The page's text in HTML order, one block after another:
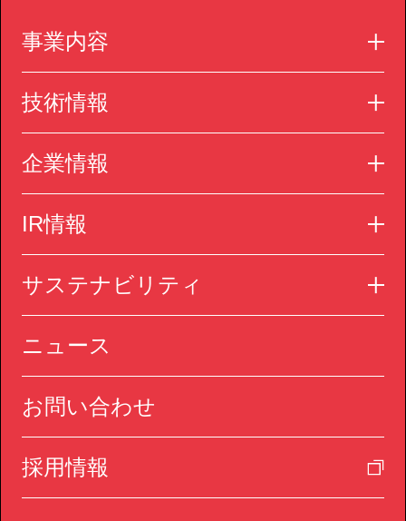
事業内容
技術情報
企業情報
IR情報
サステナビリティ
ニュース
お問い合わせ
採用情報